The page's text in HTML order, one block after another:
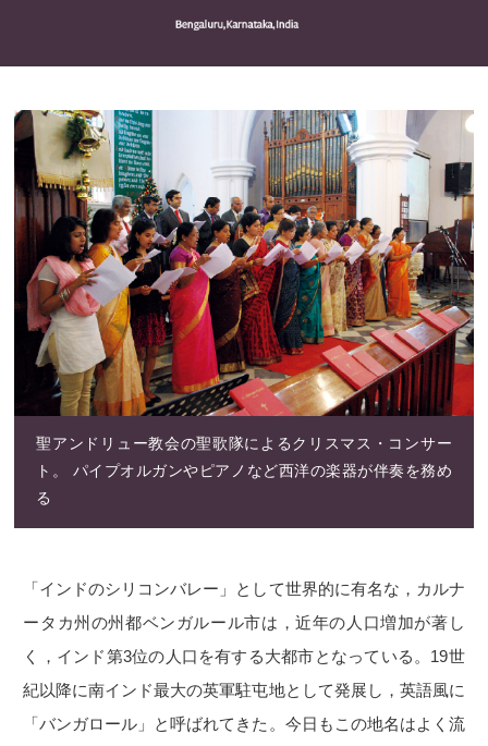
聖アンドリュー教会の聖歌隊によるクリスマス・コンサー
ト。
パイプオルガンやピアノなど西洋の楽器が伴奏を務め
る
「インドのシリコンバレー」として世界的に有名な，カルナ
ータカ州の州都ベンガルール市は，近年の人口増加が著し
く，インド第3位の人口を有する大都市となっている。19世
紀以降に南インド最大の英軍駐屯地として発展し，英語風に
「バンガロール」と呼ばれてきた。今日もこの地名はよく流